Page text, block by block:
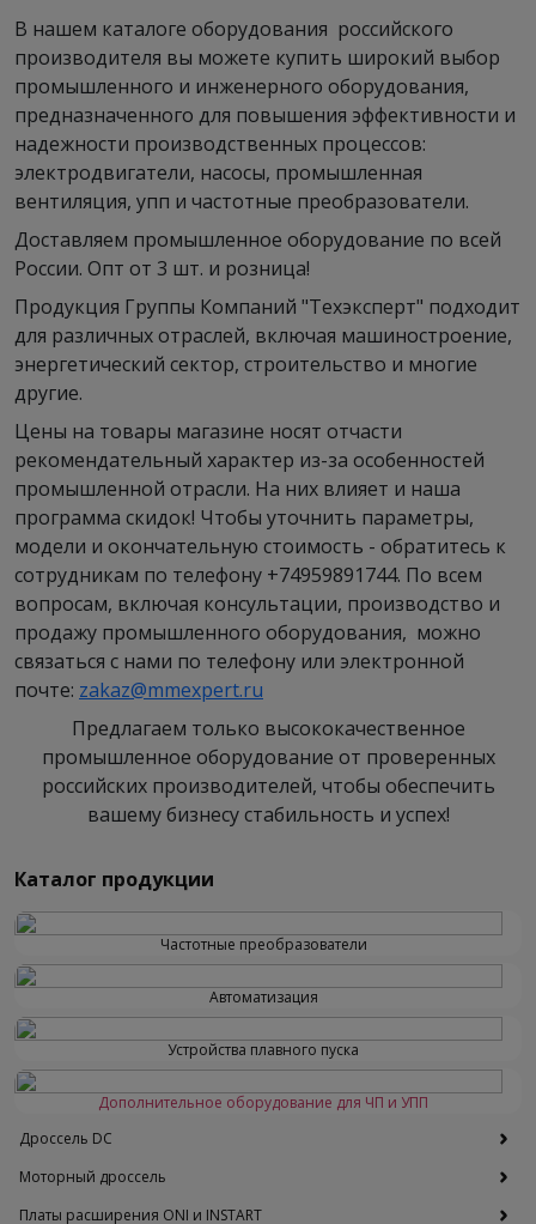
В нашем каталоге оборудования российского
производителя вы можете купить широкий выбор
промышленного и инженерного оборудования,
предназначенного для повышения эффективности и
надежности производственных процессов:
электродвигатели, насосы, промышленная
вентиляция, упп и частотные преобразователи.
Доставляем промышленное оборудование по всей
России. Опт от 3 шт. и розница!
Продукция Группы Компаний "Техэксперт" подходит
для различных отраслей, включая машиностроение,
энергетический сектор, строительство и многие
другие.
Цены на товары магазине носят отчасти
рекомендательный характер из-за особенностей
промышленной отрасли. На них влияет и наша
программа скидок! Чтобы уточнить параметры,
модели и окончательную стоимость - обратитесь к
сотрудникам по телефону +74959891744. По всем
вопросам, включая консультации, производство и
продажу промышленного оборудования, можно
связаться с нами по телефону или электронной
почте: zakaz@mmexpert.ru
Предлагаем только высококачественное
промышленное оборудование от проверенных
российских производителей, чтобы обеспечить
вашему бизнесу стабильность и успех!
Каталог продукции
Частотные преобразователи
Автоматизация
Устройства плавного пуска
Дополнительное оборудование для ЧП и УПП
Дроссель DC
Моторный дроссель
Платы расширения ONI и INSTART